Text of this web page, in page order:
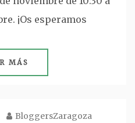
¡Os esperamos
MÁS
BloggersZaragoza